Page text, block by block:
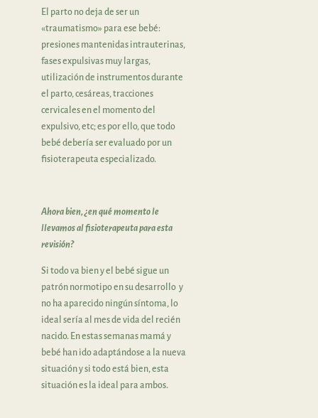
El parto no deja de ser un
«traumatismo» para ese bebé:
presiones mantenidas intrauterinas,
fases expulsivas muy largas,
utilización de instrumentos durante
el parto, cesáreas, tracciones
cervicales en el momento del
expulsivo, etc; es por ello, que todo
bebé debería ser evaluado por un
fisioterapeuta especializado.
Ahora bien, ¿en qué momento le
llevamos al fisioterapeuta para esta
revisión?
Si todo va bien y el bebé sigue un
patrón normotipo en su desarrollo y
no ha aparecido ningún síntoma, lo
ideal sería al mes de vida del recién
nacido. En estas semanas mamá y
bebé han ido adaptándose a la nueva
situación y si todo está bien, esta
situación es la ideal para ambos.